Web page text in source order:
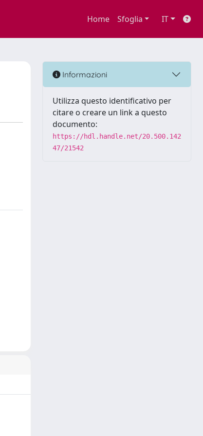
Home Sfoglia IT
Informazioni
Utilizza questo identificativo per
citare o creare un link a questo
documento:
https://hdl.handle.net/20.500.142
47/21542